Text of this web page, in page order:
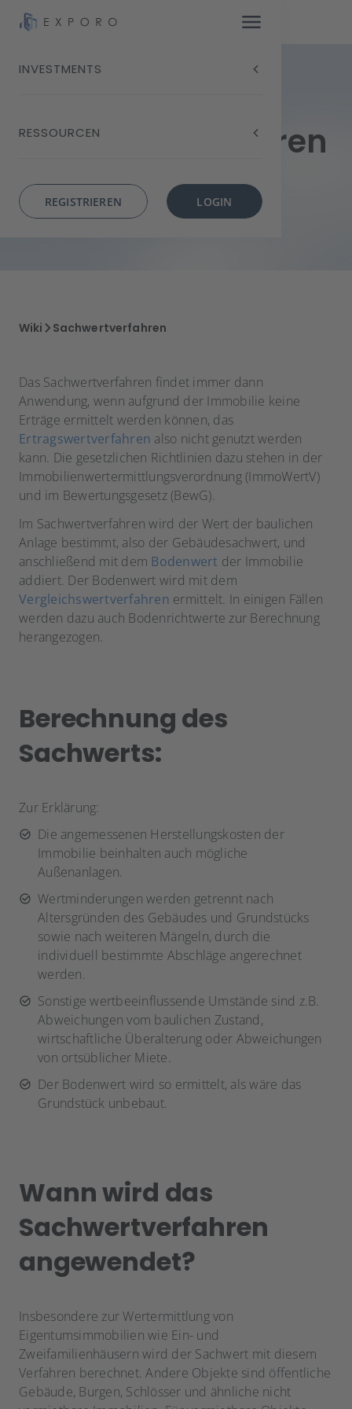
INVESTMENTS
RESSOURCEN
REGISTRIEREN LOGIN
Sachwertverfahren
Wiki Sachwertverfahren
Das Sachwertverfahren findet immer dann
Anwendung, wenn aufgrund der Immobilie keine
Erträge ermittelt werden können, das
Ertragswertverfahren also nicht genutzt werden
kann. Die gesetzlichen Richtlinien dazu stehen in der
Immobilienwertermittlungsverordnung (ImmoWertV)
und im Bewertungsgesetz (BewG).
Im Sachwertverfahren wird der Wert der baulichen
Anlage bestimmt, also der Gebäudesachwert, und
anschließend mit dem Bodenwert der Immobilie
addiert. Der Bodenwert wird mit dem
Vergleichswertverfahren ermittelt. In einigen Fällen
werden dazu auch Bodenrichtwerte zur Berechnung
herangezogen.
Berechnung des
Sachwerts:
Zur Erklärung:
Die angemessenen Herstellungskosten der
Immobilie beinhalten auch mögliche
Außenanlagen.
Wertminderungen werden getrennt nach
Altersgründen des Gebäudes und Grundstücks
sowie nach weiteren Mängeln, durch die
individuell bestimmte Abschläge angerechnet
werden.
Sonstige wertbeeinflussende Umstände sind z.B.
Abweichungen vom baulichen Zustand,
wirtschaftliche Überalterung oder Abweichungen
von ortsüblicher Miete.
Der Bodenwert wird so ermittelt, als wäre das
Grundstück unbebaut.
Wann wird das
Sachwertverfahren
angewendet?
Insbesondere zur Wertermittlung von
Eigentumsimmobilien wie Ein- und
Zweifamilienhäusern wird der Sachwert mit diesem
Verfahren berechnet. Andere Objekte sind öffentliche
Gebäude, Burgen, Schlösser und ähnliche nicht